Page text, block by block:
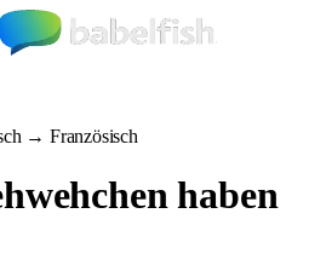
→ Französisch
haben